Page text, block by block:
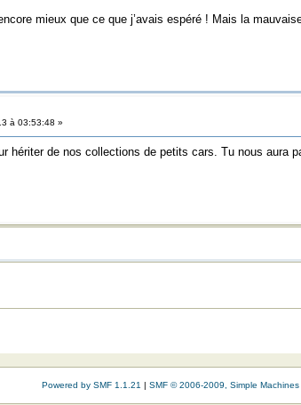
mieux que ce que j’avais espéré ! Mais la
à 03:53:48 »
hériter de nos collections de petits cars. Tu nous aura
Powered by SMF 1.1.21 | SMF © 2006-2009, Simple Machines